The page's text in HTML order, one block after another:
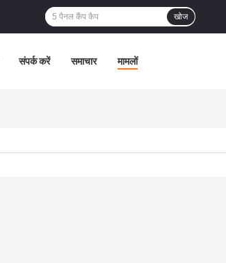
खोज
संपर्क करें समाचार मामलों